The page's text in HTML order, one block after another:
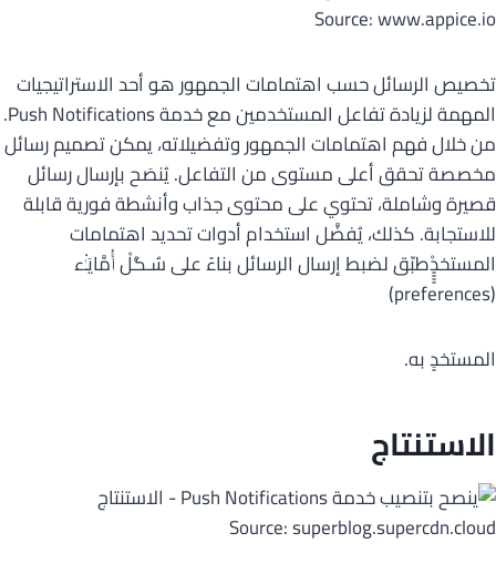
Source: www.appice.io
تخصيص الرسائل حسب اهتمامات الجمهور هو أحد الاستراتيجيات
المهمة لزيادة تفاعل المستخدمين مع خدمة Push Notifications.
من خلال فهم اهتمامات الجمهور وتفضيلاته، يمكن تصميم رسائل
مخصصة تحقق أعلى مستوى من التفاعل. يُنصَح بإرسال رسائل
قصيرة وشاملة، تحتوي على محتوى جذاب وأنشطة فورية قابلة
للاستجابة. كذلك، يُفضَّل استخدام أدوات تحديد اهتمامات
المستخدٍِِِِِِْطبّق لضبط إرسال الرسائل بناءً على سُـﮕﻞْ ﺃُﻣَّﺎﯾَـٰ۬ء‌
(preferences)
المستخدِِِ به.
الاستنتاج
Source: superblog.supercdn.cloud